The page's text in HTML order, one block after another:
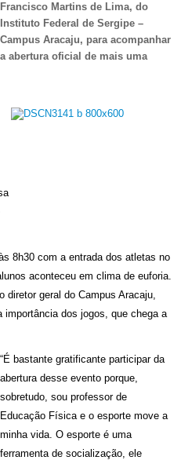
Francisco Martins de Lima, do
Instituto Federal de Sergipe –
Campus Aracaju, para acompanhar
a abertura oficial de mais uma
8h30 com a entrada dos atletas no
aconteceu em clima de euforia.
diretor geral do Campus Aracaju,
importância dos jogos, que chega a
“É bastante gratificante participar da
abertura desse evento porque,
sobretudo, sou professor de
Educação Física e o esporte move a
minha vida. O esporte é uma
ferramenta de socialização, ele